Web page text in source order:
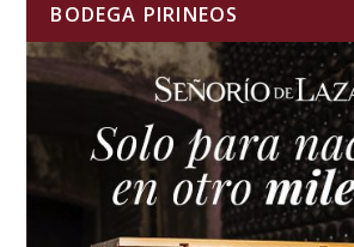
BODEGA PIRINEOS